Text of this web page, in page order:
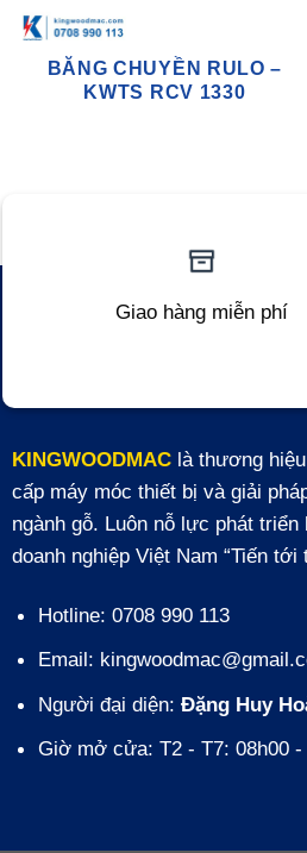
BĂNG CHUYỀN RULO –
KWTS RCV 1330
Giao hàng miễn phí
KINGWOODMAClà thương hiệu
cấp máy móc thiết bị và giải
ngành gỗ. Luôn nỗ lực phát
doanh nghiệp Việt Nam “Tiến tới
Hotline: 0708 990 113
Email:
Người đại diện:Đặng Huy
Giờ mở cửa: T2 - T7: 08h00 -